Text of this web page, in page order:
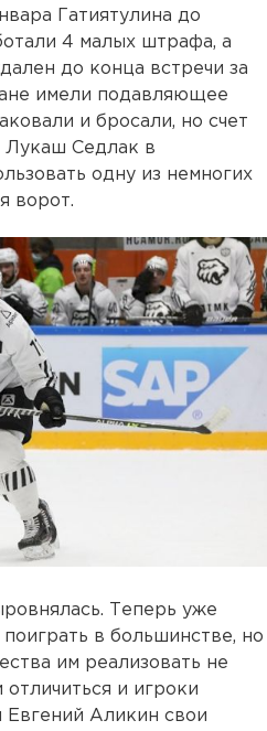
Гатиятулина до
4 малых штрафа, а
до конца встречи за
имели подавляющее
и бросали, но счет
Лукаш Седлак в
одну из немногих
ворот.
Теперь уже
в большинстве, но
им реализовать не
и игроки
Аликин свои